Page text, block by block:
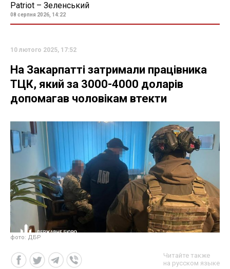
Patriot – Зеленський
08 серпня 2026, 14:22
10 лютого 2025, 17:52
На Закарпатті затримали працівника
ТЦК, який за 3000-4000 доларів
допомагав чоловікам втекти
фото: ДБР
Читайте также
на русском языке